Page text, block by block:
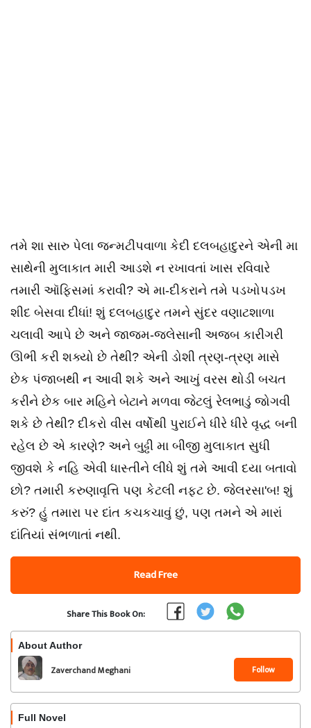
તમે શા સારુ પેલા જન્મટીપવાળા કેદી દલબહાદુરને એની મા
સાથેની મુલાકાત મારી આડશે ન રખાવતાં ખાસ રવિવારે
તમારી ઑફિસમાં કરાવી? એ મા-દીકરાને તમે પડખોપડખ
શીદ બેસવા દીધાં! શું દલબહાદુર તમને સુંદર વણાટશાળા
ચલાવી આપે છે અને જાજમ-જલેસાની અજબ કારીગરી
ઊભી કરી શક્યો છે તેથી? એની ડોશી ત્રણ-ત્રણ માસે
છેક પંજાબથી ન આવી શકે અને આખું વરસ થોડી બચત
કરીને છેક બાર મહિને બેટાને મળવા જેટલું રેલભાડું જોગવી
શકે છે તેથી? દીકરો વીસ વર્ષોથી પુરાઈને ધીરે ધીરે વૃદ્ધ બની
રહેલ છે એ કારણે? અને બુઢ્ઢી મા બીજી મુલાકાત સુધી
જીવશે કે નહિ એવી ધાસ્તીને લીધે શું તમે આવી દયા બતાવો
છો? તમારી કરુણાવૃત્તિ પણ કેટલી નફટ છે. જેલરસા'બ! શું
કરું? હું તમારા પર દાંત કચકચાવું છું, પણ તમને એ મારાં
દાંતિયાં સંભળાતાં નથી.
Read Free
Share This Book On:
About Author
Zaverchand Meghani Follow
Full Novel